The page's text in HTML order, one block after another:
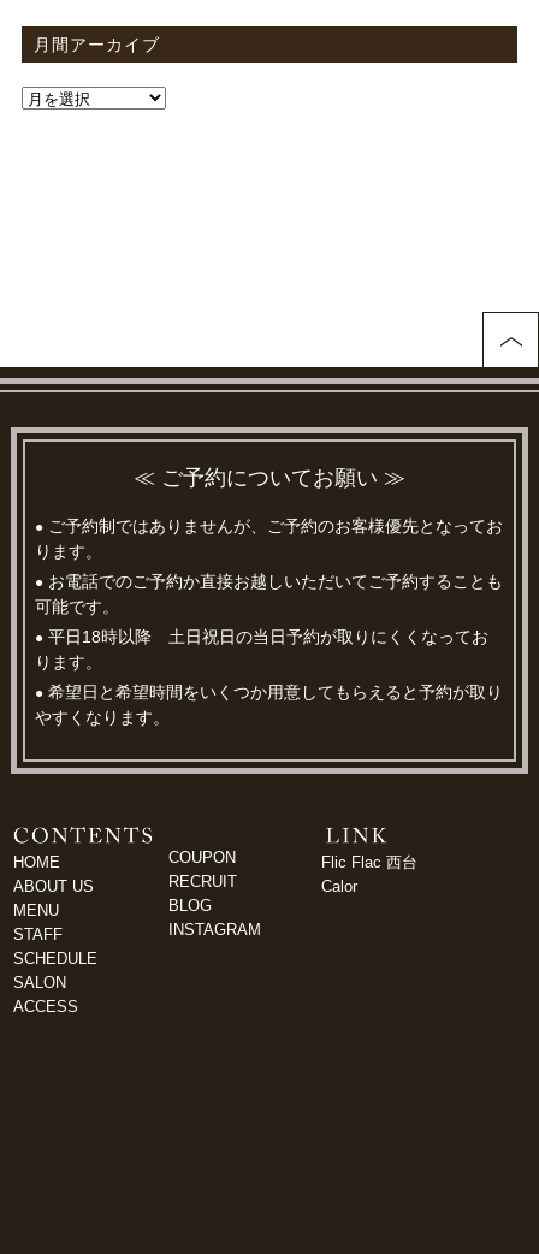
月間アーカイブ
≪ ご予約についてお願い ≫
● ご予約制ではありませんが、ご予約のお客様優先となってお
ります。
● お電話でのご予約か直接お越しいただいてご予約することも
可能です。
● 平日18時以降 土日祝日の当日予約が取りにくくなってお
ります。
● 希望日と希望時間をいくつか用意してもらえると予約が取り
やすくなります。
HOME
ABOUT US
MENU
STAFF
SCHEDULE
SALON
ACCESS
COUPON
RECRUIT
BLOG
INSTAGRAM
Flic Flac 西台
Calor